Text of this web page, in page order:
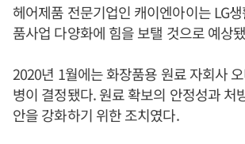
헤어제품 전문기업인 캐이엔아이는 LG
품사업 다양화에 힘을 보탤 것으로 예상
2020년 1월에는 화장품용 원료 자회사
병이 결정됐다. 원료 확보의 안정성과 처
안을 강화하기 위한 조치였다.